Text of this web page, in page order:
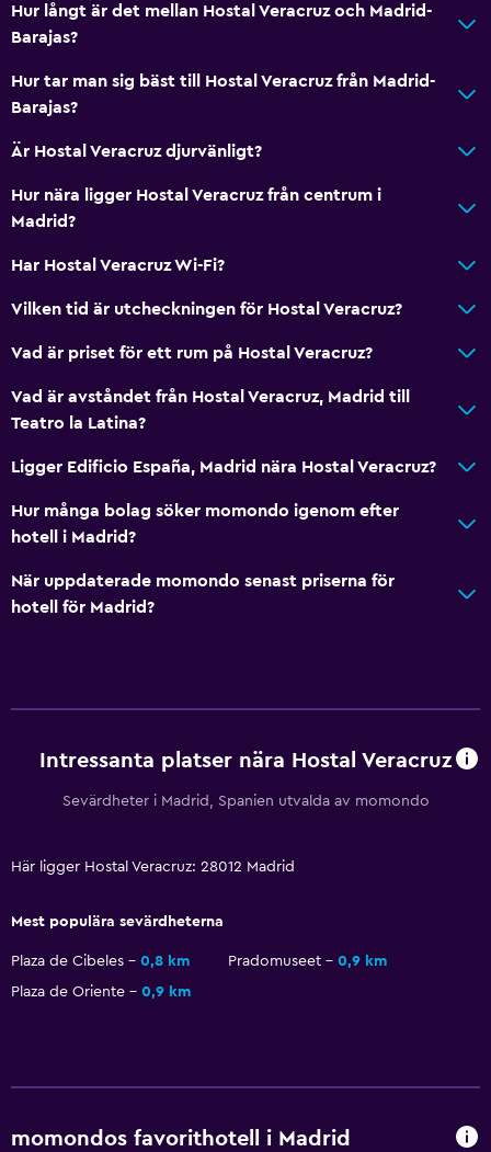
Expressutcheckning
Dusch
Hårfön
Toalett
Toalettpapper
Privat badrum
Tillgänglighet och lämplighet
Husdjur får medtagas vid förfrågan. Kostnader kan
tillkomma.
Hiss
Fjäderfri kudde
Allmänt
Flat-screen TV
Restauranger
Restaurang
Hur långt är det mellan Hostal Veracruz och Madrid-
Barajas?
Hur tar man sig bäst till Hostal Veracruz från Madrid-
Barajas?
Är Hostal Veracruz djurvänligt?
Hur nära ligger Hostal Veracruz från centrum i
Madrid?
Har Hostal Veracruz Wi-Fi?
Vilken tid är utcheckningen för Hostal Veracruz?
Vad är priset för ett rum på Hostal Veracruz?
Vad är avståndet från Hostal Veracruz, Madrid till
Teatro la Latina?
Ligger Edificio España, Madrid nära Hostal Veracruz?
Hur många bolag söker momondo igenom efter
hotell i Madrid?
När uppdaterade momondo senast priserna för
hotell för Madrid?
Intressanta platser nära Hostal Veracruz
Sevärdheter i Madrid, Spanien utvalda av momondo
Här ligger Hostal Veracruz: 28012 Madrid
Mest populära sevärdheterna
Plaza de Cibeles 0,8 km Pradomuseet
0,9 km
Plaza de Oriente
0,9 km
momondos favorithotell i Madrid